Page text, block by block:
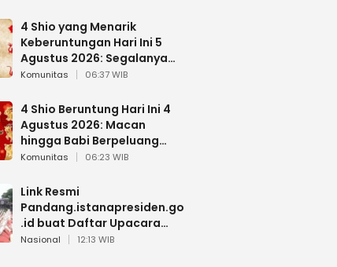
4 Shio yang Menarik
Keberuntungan Hari Ini 5
Agustus 2026: Segalanya
Berjalan Lancar
Komunitas 06:37 WIB
4 Shio Beruntung Hari Ini 4
Agustus 2026: Macan
hingga Babi Berpeluang
Dapat Kabar Baik
Komunitas 06:23 WIB
Link Resmi
Pandang.istanapresiden.go
.id buat Daftar Upacara
Bendera HUT RI di Istana
Nasional 12:13 WIB